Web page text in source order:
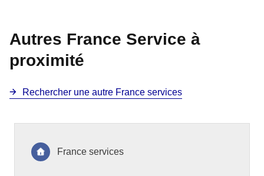
Autres France Service à
proximité
Rechercher une autre France services
France services